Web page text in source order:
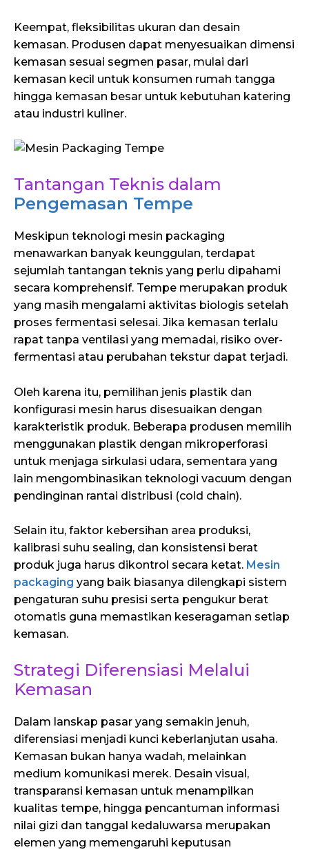
Keempat, fleksibilitas ukuran dan desain
kemasan. Produsen dapat menyesuaikan dimensi
kemasan sesuai segmen pasar, mulai dari
kemasan kecil untuk konsumen rumah tangga
hingga kemasan besar untuk kebutuhan katering
atau industri kuliner.
Tantangan Teknis dalam
Pengemasan Tempe
Meskipun teknologi mesin packaging
menawarkan banyak keunggulan, terdapat
sejumlah tantangan teknis yang perlu dipahami
secara komprehensif. Tempe merupakan produk
yang masih mengalami aktivitas biologis setelah
proses fermentasi selesai. Jika kemasan terlalu
rapat tanpa ventilasi yang memadai, risiko over-
fermentasi atau perubahan tekstur dapat terjadi.
Oleh karena itu, pemilihan jenis plastik dan
konfigurasi mesin harus disesuaikan dengan
karakteristik produk. Beberapa produsen memilih
menggunakan plastik dengan mikroperforasi
untuk menjaga sirkulasi udara, sementara yang
lain mengombinasikan teknologi vacuum dengan
pendinginan rantai distribusi (cold chain).
Selain itu, faktor kebersihan area produksi,
kalibrasi suhu sealing, dan konsistensi berat
produk juga harus dikontrol secara ketat. Mesin
packaging yang baik biasanya dilengkapi sistem
pengaturan suhu presisi serta pengukur berat
otomatis guna memastikan keseragaman setiap
kemasan.
Strategi Diferensiasi Melalui
Kemasan
Dalam lanskap pasar yang semakin jenuh,
diferensiasi menjadi kunci keberlanjutan usaha.
Kemasan bukan hanya wadah, melainkan
medium komunikasi merek. Desain visual,
transparansi kemasan untuk menampilkan
kualitas tempe, hingga pencantuman informasi
nilai gizi dan tanggal kedaluwarsa merupakan
elemen yang memengaruhi keputusan